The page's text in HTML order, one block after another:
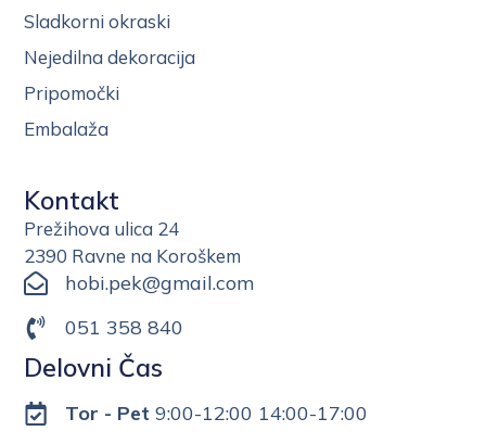
Sladkorni okraski
Nejedilna dekoracija
Pripomočki
Embalaža
Kontakt
Prežihova ulica 24
2390 Ravne na Koroškem
hobi.pek@gmail.com
051 358 840
Delovni Čas
Tor - Pet 9:00-12:00 14:00-17:00